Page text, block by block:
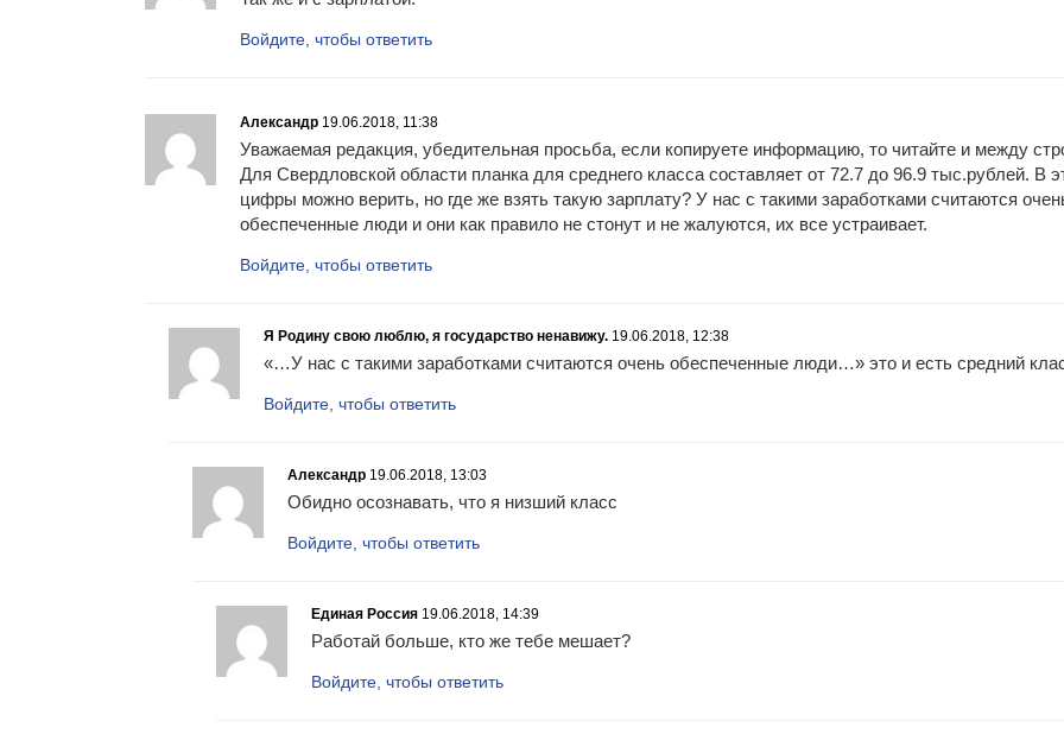
Войдите, чтобы ответить
Александр 19.06.2018, 11:38
Уважаемая редакция, убедительная просьба, если копируете информацию, то читайте и между
Для Свердловской области планка для среднего класса составляет от 72.7 до 96.9 тыс.рублей. В
цифры можно верить, но где же взять такую зарплату? У нас с такими заработками считаются
обеспеченные люди и они как правило не стонут и не жалуются, их все устраивает.
Войдите, чтобы ответить
Я Родину свою люблю, я государство ненавижу. 19.06.2018, 12:38
«…У нас с такими заработками считаются очень обеспеченные люди…» это и есть средний
Войдите, чтобы ответить
Александр 19.06.2018, 13:03
Обидно осознавать, что я низший класс
Войдите, чтобы ответить
Единая Россия 19.06.2018, 14:39
Работай больше, кто же тебе мешает?
Войдите, чтобы ответить